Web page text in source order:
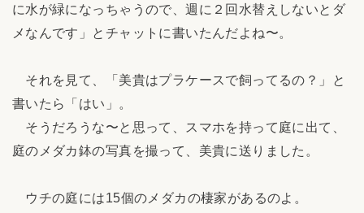
に水が緑になっちゃうので、週に２回水替えしないとダ
メなんです」とチャットに書いたんだよね〜。
それを見て、「美貴はプラケースで飼ってるの？」と
書いたら「はい」。
そうだろうな〜と思って、スマホを持って庭に出て、
庭のメダカ鉢の写真を撮って、美貴に送りました。
ウチの庭には15個のメダカの棲家があるのよ。